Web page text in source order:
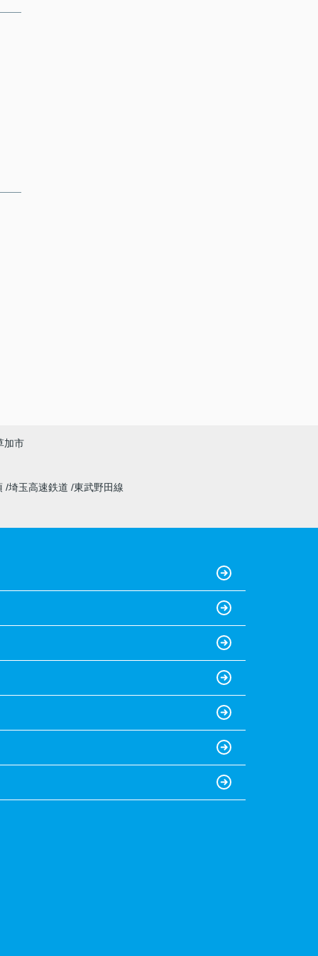
加市
埼玉高速鉄道 東武野田線